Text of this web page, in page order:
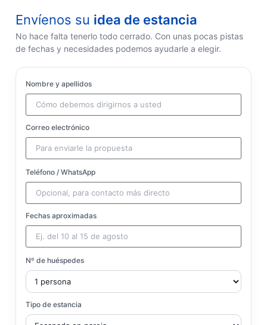
Envíenos su idea de estancia
No hace falta tenerlo todo cerrado. Con unas pocas pistas
de fechas y necesidades podemos ayudarle a elegir.
Nombre y apellidos
Correo electrónico
Teléfono / WhatsApp
Fechas aproximadas
Nº de huéspedes
Tipo de estancia